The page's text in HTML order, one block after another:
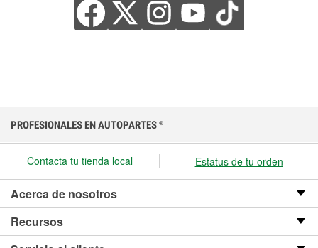
PROFESIONALES EN AUTOPARTES ®
Contacta tu tienda local Estatus de tu orden
Acerca de nosotros
Recursos